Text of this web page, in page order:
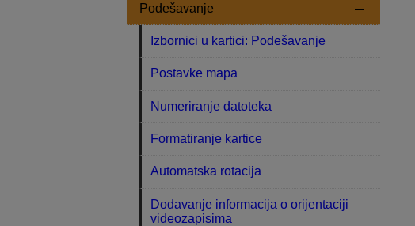
Podešavanje
Izbornici u kartici: Podešavanje
Postavke mapa
Numeriranje datoteka
Formatiranje kartice
Automatska rotacija
Dodavanje informacija o orijentaciji
videozapisima